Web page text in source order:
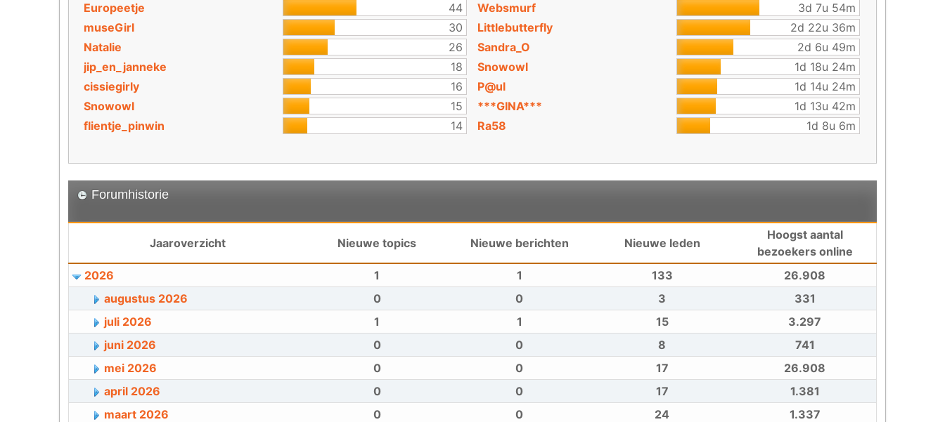
Europeetje
44
museGirl
30
Natalie
26
jip_en_janneke
18
cissiegirly
16
Snowowl
15
flientje_pinwin
14
Websmurf
3d 7u 54m
Littlebutterfly
2d 22u 36m
Sandra_O
2d 6u 49m
Snowowl
1d 18u 24m
P@ul
1d 14u 24m
***GINA***
1d 13u 42m
Ra58
1d 8u 6m
Forumhistorie
Jaaroverzicht Nieuwe topics Nieuwe berichten Nieuwe leden
Hoogst aantal
bezoekers online
2026
1 1 133
26.908
augustus 2026
0 0 3
331
juli 2026
1 1 15
3.297
juni 2026
0 0 8
741
mei 2026
0 0 17
26.908
april 2026
0 0 17
1.381
maart 2026
0 0 24
1.337